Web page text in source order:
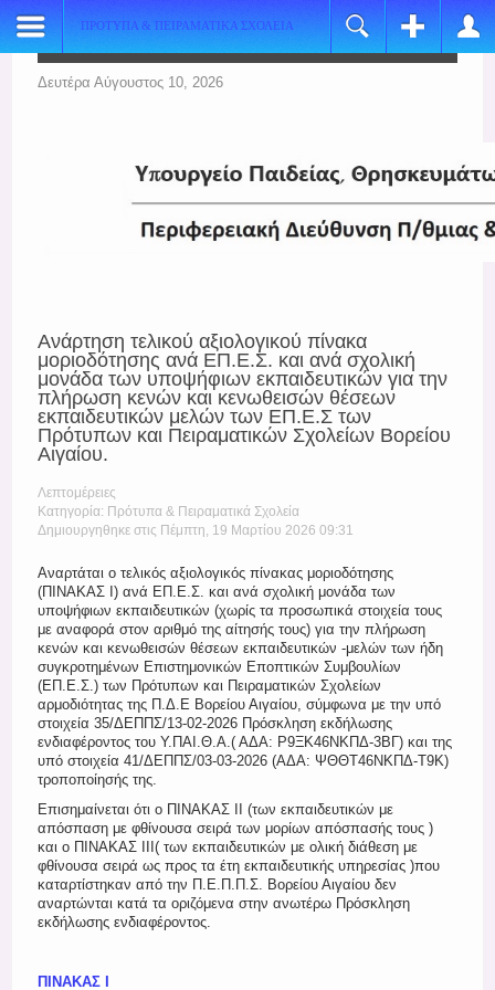
ΠΡΟΤΥΠΑ & ΠΕΙΡΑΜΑΤΙΚΑ ΣΧΟΛΕΙΑ
Login
Όνομα Χρήστη
Να με θυμάσαι
Register
*
Verify Password:
Δευτέρα Αύγουστος 10, 2026
Ανάρτηση τελικού αξιολογικού πίνακα
μοριοδότησης ανά ΕΠ.Ε.Σ. και ανά σχολική
μονάδα των υποψήφιων εκπαιδευτικών για την
πλήρωση κενών και κενωθεισών θέσεων
εκπαιδευτικών μελών των ΕΠ.Ε.Σ των
Πρότυπων και Πειραματικών Σχολείων Βορείου
Αιγαίου.
Λεπτομέρειες
Κατηγορία: Πρότυπα & Πειραματικά Σχολεία
Δημιουργηθηκε στις Πέμπτη, 19 Μαρτίου 2026 09:31
Αναρτάται ο τελικός αξιολογικός πίνακας μοριοδότησης
(ΠΙΝΑΚΑΣ Ι) ανά ΕΠ.Ε.Σ. και ανά σχολική μονάδα των
υποψήφιων εκπαιδευτικών (χωρίς τα προσωπικά στοιχεία τους
με αναφορά στον αριθμό της αίτησής τους) για την πλήρωση
κενών και κενωθεισών θέσεων εκπαιδευτικών -μελών των ήδη
συγκροτημένων Επιστημονικών Εποπτικών Συμβουλίων
(ΕΠ.Ε.Σ.) των Πρότυπων και Πειραματικών Σχολείων
αρμοδιότητας της Π.Δ.Ε Βορείου Αιγαίου, σύμφωνα με την υπό
στοιχεία 35/ΔΕΠΠΣ/13-02-2026 Πρόσκληση εκδήλωσης
ενδιαφέροντος του Υ.ΠΑΙ.Θ.Α.( ΑΔΑ: Ρ9ΞΚ46ΝΚΠΔ-3ΒΓ) και της
υπό στοιχεία 41/ΔΕΠΠΣ/03-03-2026 (ΑΔΑ: ΨΘΘΤ46ΝΚΠΔ-Τ9Κ)
τροποποίησής της.
Επισημαίνεται ότι ο ΠΙΝΑΚΑΣ ΙΙ (των εκπαιδευτικών με
απόσπαση με φθίνουσα σειρά των μορίων απόσπασής τους )
και ο ΠΙΝΑΚΑΣ ΙΙΙ( των εκπαιδευτικών με ολική διάθεση με
φθίνουσα σειρά ως προς τα έτη εκπαιδευτικής υπηρεσίας )που
καταρτίστηκαν από την Π.Ε.Π.Π.Σ. Βορείου Αιγαίου δεν
αναρτώνται κατά τα οριζόμενα στην ανωτέρω Πρόσκληση
εκδήλωσης ενδιαφέροντος.
ΠΙΝΑΚΑΣ Ι